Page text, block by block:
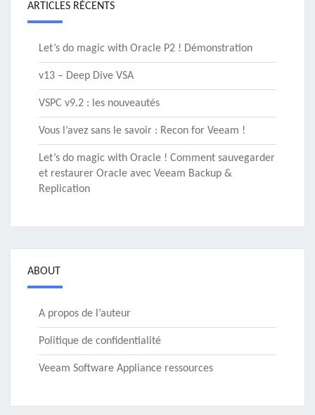
ARTICLES RÉCENTS
Let’s do magic with Oracle P2 ! Démonstration
v13 – Deep Dive VSA
VSPC v9.2 : les nouveautés
Vous l’avez sans le savoir : Recon for Veeam !
Let’s do magic with Oracle ! Comment sauvegarder
et restaurer Oracle avec Veeam Backup &
Replication
ABOUT
A propos de l’auteur
Politique de confidentialité
Veeam Software Appliance ressources